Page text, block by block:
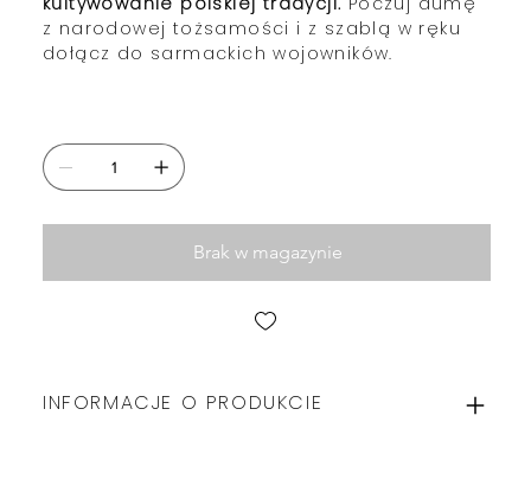
z narodowej tożsamości i z szablą w ręku
dołącz do sarmackich wojowników.
Brak w magazynie
INFORMACJE O PRODUKCIE